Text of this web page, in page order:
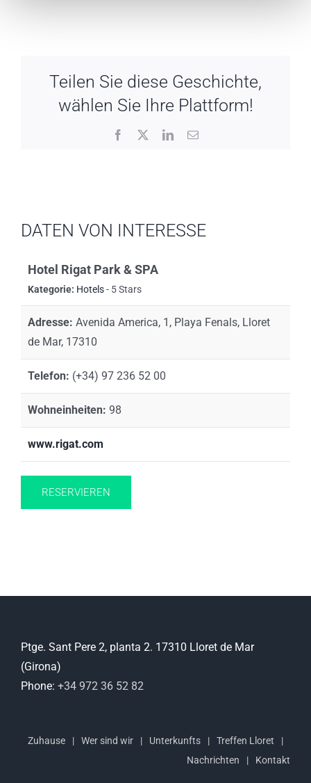
Teilen Sie diese Geschichte,
wählen Sie Ihre Plattform!
Facebook LinkedInEmail
DATEN VON INTERESSE
Hotel Rigat Park & SPA
Kategorie: Hotels- 5 Stars
Adresse: Avenida America, 1, Playa Fenals, Lloret
de Mar, 17310
Telefon: (+34) 97 236 52 00
Wohneinheiten: 98
www.rigat.com
RESERVIEREN
Ptge. Sant Pere 2, planta 2. 17310 Lloret de Mar
(Girona)
Phone: +34 972 36 52 82
Zuhause Wer sind wir Unterkunfts
Treffen Lloret
Nachrichten
Kontakt